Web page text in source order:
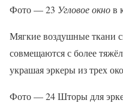
Фото — 23 Угловое окнов
Мягкие воздушные ткани
совмещаются с более
украшая эркеры из трех
Фото — 24 Шторы для